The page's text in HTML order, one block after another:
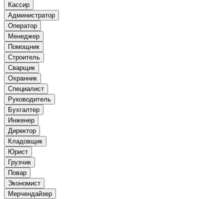
Кассир
Администратор
Оператор
Менеджер
Помощник
Строитель
Сварщик
Охранник
Специалист
Руководитель
Бухгалтер
Инженер
Директор
Кладовщик
Юрист
Грузчик
Повар
Экономист
Мерчендайзер